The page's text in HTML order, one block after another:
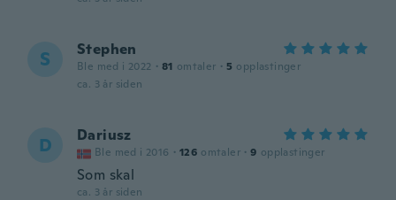
S Stephen
Ble med i 2022 · 81 omtaler · 5 opplastinger
ca. 3 år siden
D Dariusz
Ble med i 2016 · 126 omtaler · 9 opplastinger
Som skal
ca. 3 år siden